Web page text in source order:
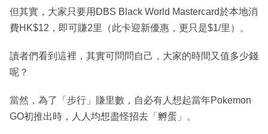
但其實，大家只要用DBS Black World Mastercard於本地消
費HK$12，即可賺2里（此卡迎新優惠，更只是$1/里）。
讀者們看到這裡，其實可問問自己，大家的時間又值多少錢
呢？
當然，為了「步行」賺里數，自必有人想起當年Pokemon
GO初推出時，人人均想盡怪招去「孵蛋」。